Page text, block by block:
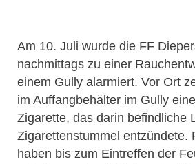
Am 10. Juli wurde die FF
nachmittags zu einer
einem Gully alarmiert. Vor Ort
im Auffangbehälter im Gully
Zigarette, das darin befindliche
Zigarettenstummel entzündete.
haben bis zum Eintreffen der